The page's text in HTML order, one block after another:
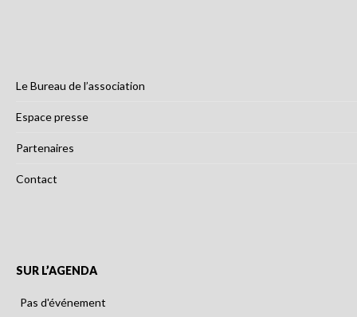
Le Bureau de l’association
Espace presse
Partenaires
Contact
SUR L’AGENDA
Pas d'événement